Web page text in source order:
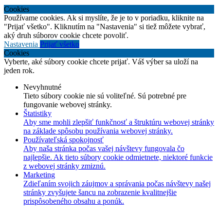
Cookies
Používame cookies. Ak si myslíte, že je to v poriadku, kliknite na
"Prijať všetko". Kliknutím na "Nastavenia" si tiež môžete vybrať,
aký druh súborov cookie chcete povoliť.
Nastavenia Prijať všetko
Cookies
Vyberte, aké súbory cookie chcete prijať. Váš výber sa uloží na
jeden rok.
Nevyhnutné
Tieto súbory cookie nie sú voliteľné. Sú potrebné pre
fungovanie webovej stránky.
Štatistiky
Aby sme mohli zlepšiť funkčnosť a štruktúru webovej stránky
na základe spôsobu používania webovej stránky.
Používateľská spokojnosť
Aby naša stránka počas vašej návštevy fungovala čo
najlepšie. Ak tieto súbory cookie odmietnete, niektoré funkcie
z webovej stránky zmiznú.
Marketing
Zdieľaním svojich záujmov a správania počas návštevy našej
stránky zvyšujete šancu na zobrazenie kvalitnejšie
prispôsobeného obsahu a ponúk.